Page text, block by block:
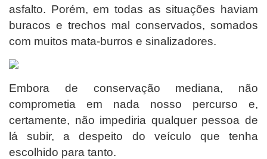
asfalto. Porém, em todas as situações haviam
buracos e trechos mal conservados, somados
com muitos mata-burros e sinalizadores.
Embora de conservação mediana, não
comprometia em nada nosso percurso e,
certamente, não impediria qualquer pessoa de
lá subir, a despeito do veículo que tenha
escolhido para tanto.